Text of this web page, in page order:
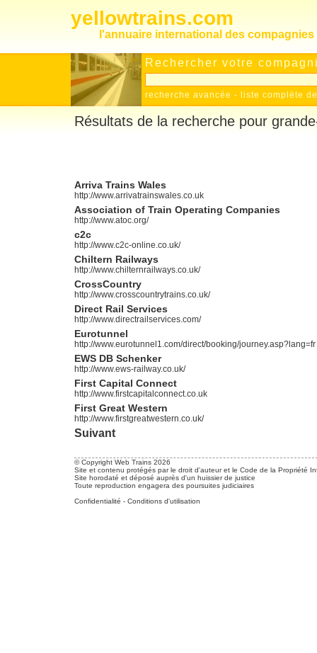
yellowtrains.com
l'annuaire international des
Rechercher votre
recherche avancée - liste complète
Résultats de la recherche pour
Arriva Trains Wales
http://www.arrivatrainswales.co.uk
Association of Train Operating Companies
http://www.atoc.org/
c2c
http://www.c2c-online.co.uk/
Chiltern Railways
http://www.chilternrailways.co.uk/
CrossCountry
http://www.crosscountrytrains.co.uk/
Direct Rail Services
http://www.directrailservices.com/
Eurotunnel
http://www.eurotunnel1.com/direct/booking/journey.asp?lang=fr
EWS DB Schenker
http://www.ews-railway.co.uk/
First Capital Connect
http://www.firstcapitalconnect.co.uk
First Great Western
http://www.firstgreatwestern.co.uk/
Suivant
© Copyright Web Trains 2026
Site et contenu protégés par le droit d'auteur et le Code de la Propriété
Site horodaté et déposé auprès d'un huissier de justice
Toute reproduction engagera des poursuites judiciaires
Confidentialité - Conditions d'utilisation